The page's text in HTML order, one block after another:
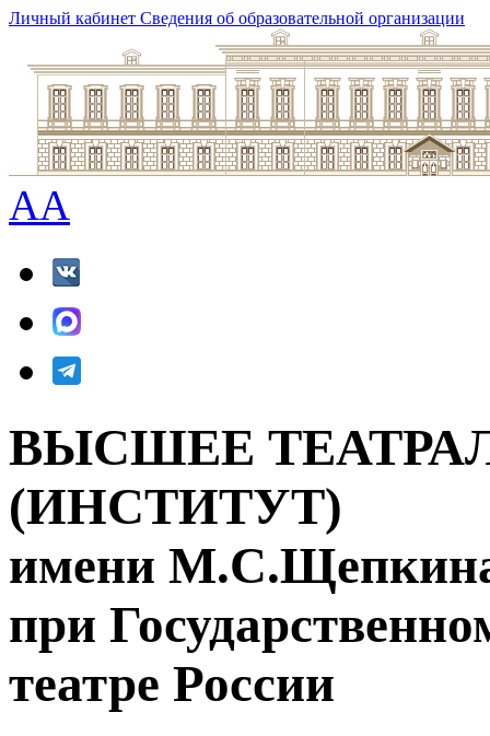
Личный кабинет Сведения об образовательной организации
AA
ВЫСШЕЕ
(ИНСТИТУТ)
имени
при
театре России